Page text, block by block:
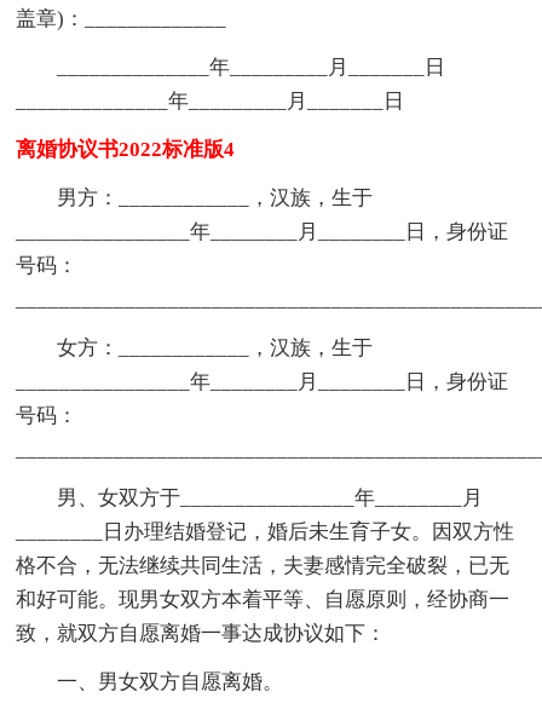
盖章)：_____________
______________年_________月_______日
______________年_________月_______日
离婚协议书2022标准版4
男方：____________，汉族，生于
________________年________月________日，身份证
号码：
女方：____________，汉族，生于
________________年________月________日，身份证
号码：
男、女双方于________________年________月
________日办理结婚登记，婚后未生育子女。因双方性
格不合，无法继续共同生活，夫妻感情完全破裂，已无
和好可能。现男女双方本着平等、自愿原则，经协商一
致，就双方自愿离婚一事达成协议如下：
一、男女双方自愿离婚。